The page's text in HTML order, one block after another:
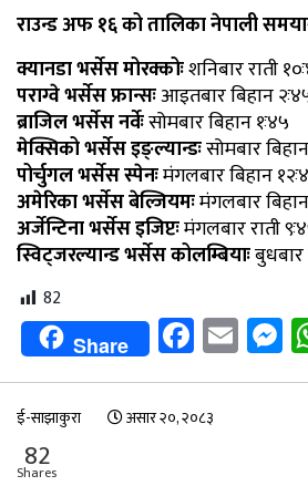
राउन्ड अफ १६ को तालिका नेपाली
क्यानडा भर्सेस मोरक्कोःशनिबार राती
पराग्वे भर्सेस फ्रान्सःआइतबार बिहान
ब्राजिल भर्सेस नर्वेःसोमबार बिहान १ः४५
मेक्सिको भर्सेस इङ्ल्यान्डःसोमबार
पोर्चुगल भर्सेस स्पेनःमंगलबार बिहान
अमेरिका भर्सेस बेल्जियमःमंगलबार
अर्जेन्टिना भर्सेस इजिप्टःमंगलबार राती
स्विट्जरल्यान्ड भर्सेस कोलम्बियाःबुधबार
82
Share
ई-साझाकुरा असार २०, २०८३
82
Shares